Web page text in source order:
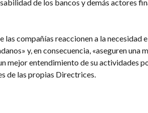
de los bancos y demás actores
las compañías reaccionen a la necesidad
y, en consecuencia, «aseguren una
mejor entendimiento de su actividades
de las propias Directrices.